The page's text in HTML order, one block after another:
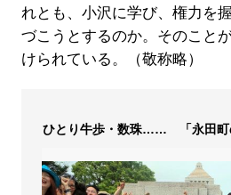
れとも、小沢に学び、権力を
づこうとするのか。そのこと
けられている。（敬称略）
ひとり牛歩・数珠…… 「永田町